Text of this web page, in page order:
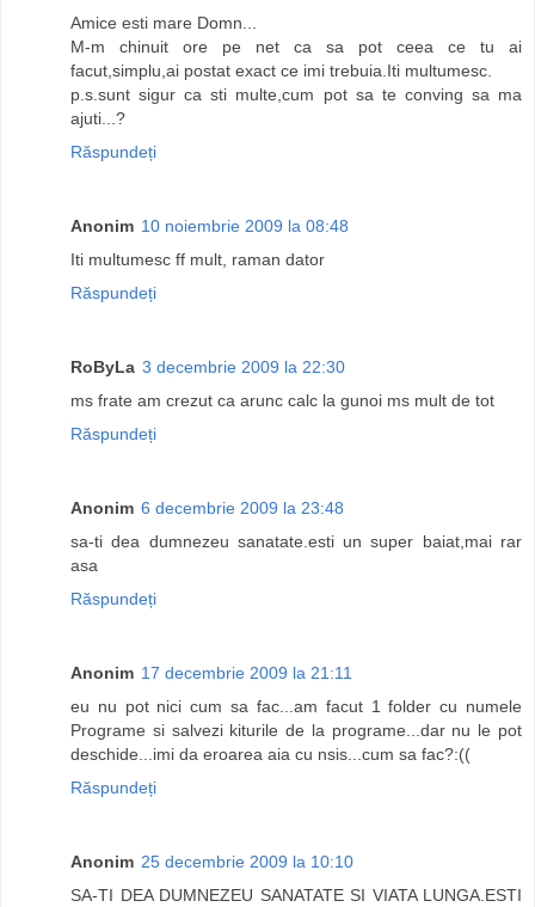
Amice esti mare Domn...
M-m chinuit ore pe net ca sa pot ceea ce tu ai
facut,simplu,ai postat exact ce imi trebuia.Iti multumesc.
p.s.sunt sigur ca sti multe,cum pot sa te conving sa ma
ajuti...?
Răspundeți
Anonim 10 noiembrie 2009 la 08:48
Iti multumesc ff mult, raman dator
Răspundeți
RoByLa 3 decembrie 2009 la 22:30
ms frate am crezut ca arunc calc la gunoi ms mult de tot
Răspundeți
Anonim 6 decembrie 2009 la 23:48
sa-ti dea dumnezeu sanatate.esti un super baiat,mai rar
asa
Răspundeți
Anonim 17 decembrie 2009 la 21:11
eu nu pot nici cum sa fac...am facut 1 folder cu numele
Programe si salvezi kiturile de la programe...dar nu le pot
deschide...imi da eroarea aia cu nsis...cum sa fac?:((
Răspundeți
Anonim 25 decembrie 2009 la 10:10
SA-TI DEA DUMNEZEU SANATATE SI VIATA LUNGA.ESTI